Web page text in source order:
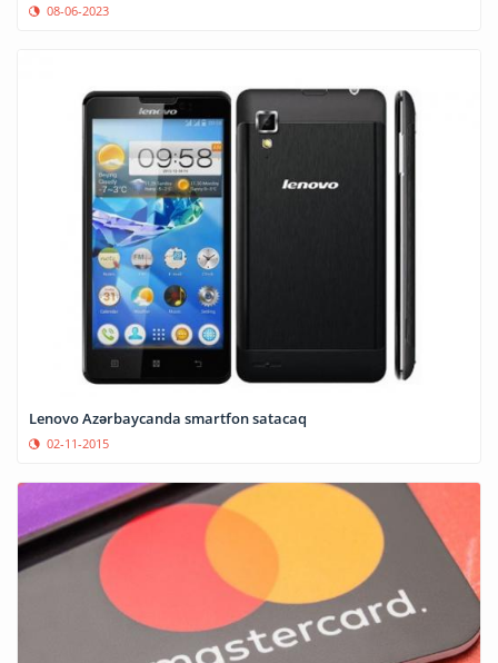
08-06-2023
Lenovo Azərbaycanda smartfon satacaq
02-11-2015